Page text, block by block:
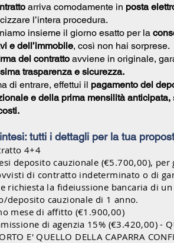
arriva comodamente in posta
l’intera procedura.
insieme il giorno esatto per la
e dell’immobile, così non hai sorprese.
del contratto avviene in originale,
trasparenza e sicurezza.
di entrare, effettui il pagamento del
e della prima mensilità anticipata,
tutti i dettagli per la tua
4+4
deposito cauzionale (€5.700,00), per
di contratto indeterminato o di
richiesta la fideiussione bancaria di un
deposito cauzionale di 1 anno.
mese di affitto (€1.900,00)
di agenzia 15% (€3.420,00) -
E' QUELLO DELLA CAPARRA